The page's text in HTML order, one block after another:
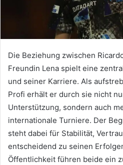
Die Beziehung zwischen
Freundin Lena spielt eine
und seiner Karriere. Als
Profi erhält er durch sie nicht
Unterstützung, sondern auch
internationale Turniere. Der
steht dabei für Stabilität,
entscheidend zu seinen
Öffentlichkeit führen beide ein